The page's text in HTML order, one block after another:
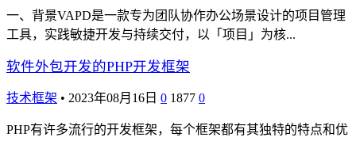
一、背景VAPD是一款专为团队协作办公场景设计的项目管理
工具，实践敏捷开发与持续交付，以「项目」为核...
软件外包开发的PHP开发框架
技术框架 • 2023年08月16日 0 1877 0
PHP有许多流行的开发框架，每个框架都有其独特的特点和优